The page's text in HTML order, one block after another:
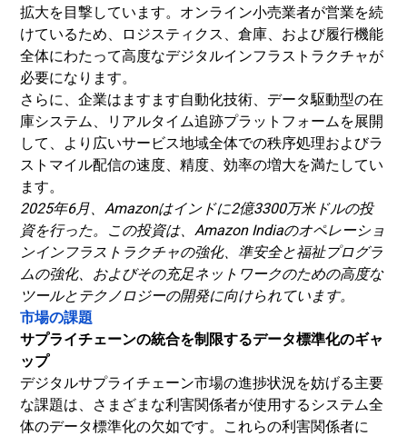
拡大を目撃しています。オンライン小売業者が営業を続
けているため、ロジスティクス、倉庫、および履行機能
全体にわたって高度なデジタルインフラストラクチャが
必要になります。
さらに、企業はますます自動化技術、データ駆動型の在
庫システム、リアルタイム追跡プラットフォームを展開
して、より広いサービス地域全体での秩序処理およびラ
ストマイル配信の速度、精度、効率の増大を満たしてい
ます。
2025年6月、Amazonはインドに2億3300万米ドルの投
資を行った。この投資は、Amazon Indiaのオペレーショ
ンインフラストラクチャの強化、準安全と福祉プログラ
ムの強化、およびその充足ネットワークのための高度な
ツールとテクノロジーの開発に向けられています。
市場の課題
サプライチェーンの統合を制限するデータ標準化のギャ
ップ
デジタルサプライチェーン市場の進捗状況を妨げる主要
な課題は、さまざまな利害関係者が使用するシステム全
体のデータ標準化の欠如です。これらの利害関係者に